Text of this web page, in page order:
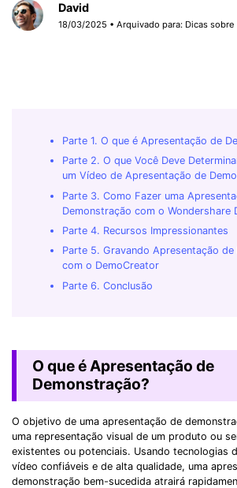
David
18/03/2025 • Arquivado para: Dicas
Parte 1. O que é Apresentação de
Parte 2. O que Você Deve
um Vídeo de Apresentação de
Parte 3. Como Fazer uma
Demonstração com o Wondershare
Parte 4. Recursos Impressionantes
Parte 5. Gravando Apresentação de
com o DemoCreator
Parte 6. Conclusão
O que é Apresentação de
Demonstração?
O objetivo de uma apresentação de
uma representação visual de um produto ou
existentes ou potenciais. Usando tecnologias
vídeo confiáveis e de alta qualidade, uma
demonstração bem-sucedida atrairá